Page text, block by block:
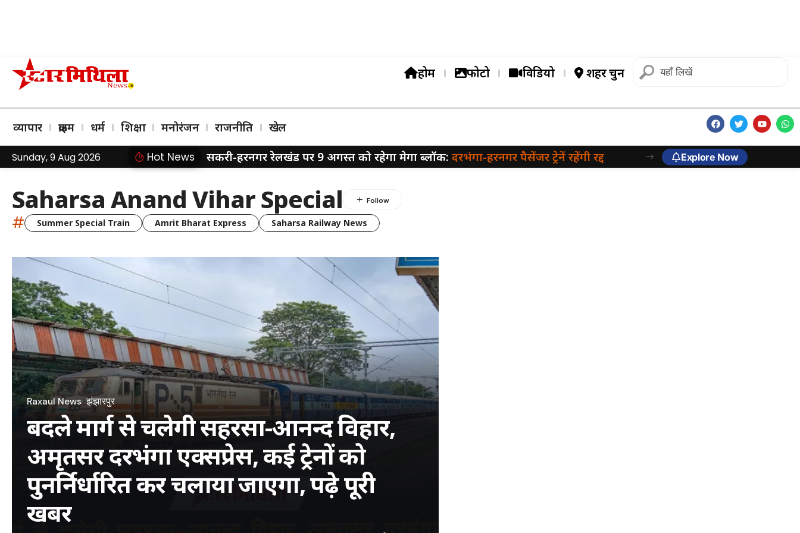
होम फोटो विडियो शहर चुनें
व्यापार क्राइम धर्म शिक्षा मनोरंजन राजनीति खेल
Sunday, 9 Aug 2026 Hot News सकरी-हरनगर रेलखंड पर 9 अगस्त को रहेगा मेगा ब्लॉक: दरभंगा-हरनगर पैसेंजर ट्रेनें रहेंगी रद्द Explore Now
Saharsa Anand Vihar Special
# Summer Special Train Amrit Bharat Express Saharsa Railway News
Raxaul News झंझारपुर
बदले मार्ग से चलेगी सहरसा-आनन्द विहार,
अमृतसर दरभंगा एक्सप्रेस, कई ट्रेनों को
पुनर्निर्धारित कर चलाया जाएगा, पढ़े पूरी
खबर
Star Mithila News
मिथिला का सबसे विश्वसनीय नॉन टैबलॉयड चैनल !!